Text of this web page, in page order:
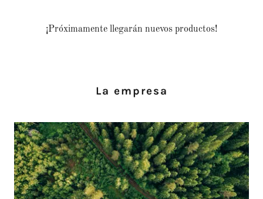
¡Próximamente llegarán nuevos productos!
La empresa